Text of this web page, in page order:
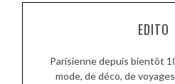
EDITO
Parisienne depuis bientôt
mode, de déco, de